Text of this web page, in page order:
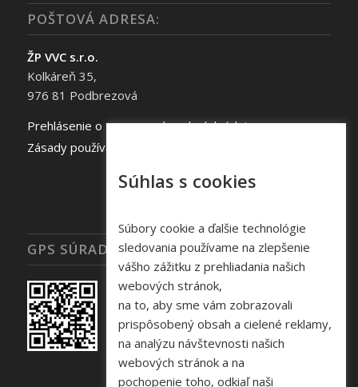
POŠTOVÁ ADRESA:
ŽP VVC s.r.o.
Kolkáreň 35,
976 81 Podbrezová
Prehlásenie o spracovaní osobných údajov
Zásady používania súborov cookie
GPS SÚRADNICE
Súhlas s cookies
Súbory cookie a ďalšie technológie
sledovania používame na zlepšenie
vášho zážitku z prehliadania našich
webových stránok,
na to, aby sme vám zobrazovali
prispôsobený obsah a cielené reklamy,
na analýzu návštevnosti našich
webových stránok a na
pochopenie toho, odkiaľ naši